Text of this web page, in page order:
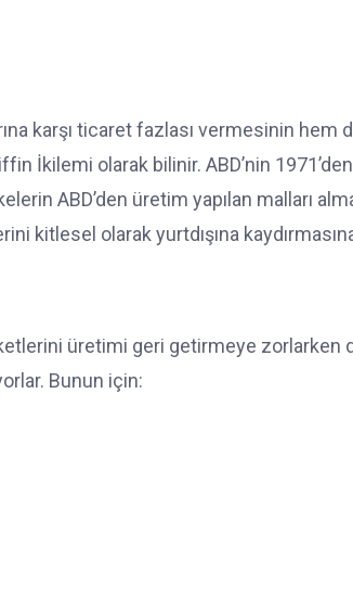
karşı ticaret fazlası vermesinin hem
İkilemi olarak bilinir. ABD’nin
ABD’den üretim yapılan malları
kitlesel olarak yurtdışına
üretimi geri getirmeye zorlarken
Bunun için: